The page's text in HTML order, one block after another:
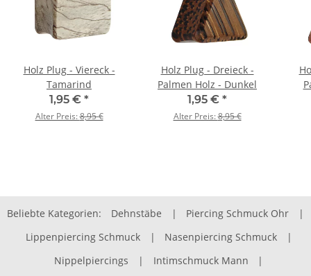
Holz Plug - Viereck -
Tamarind
1,95 € *
Alter Preis:8,95 €
Holz Plug - Dreieck -
Palmen Holz - Dunkel
1,95 € *
Alter Preis:8,95 €
Beliebte Kategorien: Dehnstäbe | Piercing Schmuck Ohr
|
Lippenpiercing Schmuck
| Nasenpiercing Schmuck
|
Nippelpiercings
| Intimschmuck Mann
|